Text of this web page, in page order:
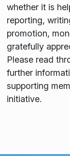
whether it is
reporting,
promotion,
gratefully
Please read
further
supporting
initiative.